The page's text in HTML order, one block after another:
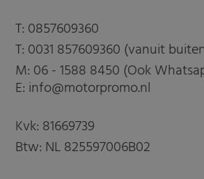
T: 0857609360
T: 0031 857609360 (vanuit
M: 06 - 1588 8450 (Ook
E: info@motorpromo.nl
Kvk: 81669739
Btw: NL 825597006B02